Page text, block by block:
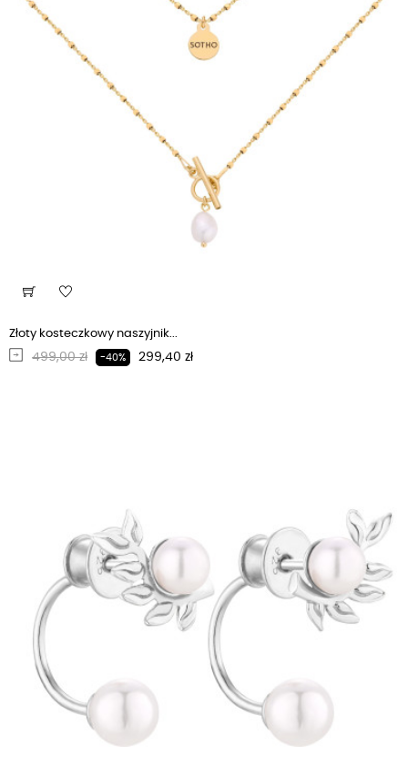
Złoty kosteczkowy naszyjnik...
Regularna cena
499,00 zł -40% Cena
299,40 zł